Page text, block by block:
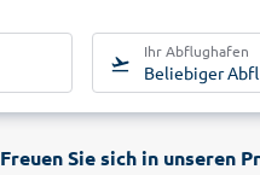
Ihr Abflughafen
Beliebiger
Freuen Sie sich in unseren